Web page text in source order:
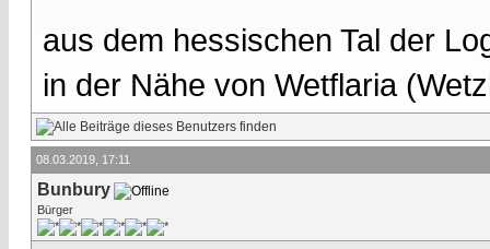
aus dem hessischen Tal der
in der Nähe von Wetflaria
08.03.2019, 17:11
Bunbury
Bürger